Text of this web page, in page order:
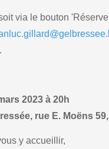
via le bouton
2023 à 20h
rue E. Moëns
y accueillir,